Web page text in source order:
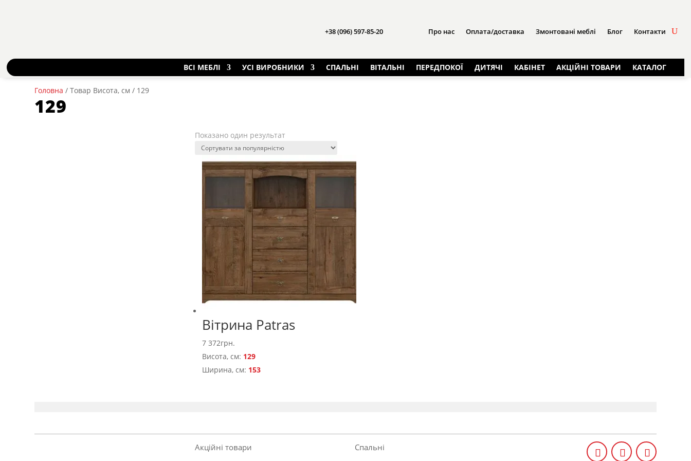
+38 (096) 597-85-20 Про нас Оплата/доставка Змонтовані меблі Блог Контакти
ВСІ МЕБЛІ УСІ ВИРОБНИКИ СПАЛЬНІ ВІТАЛЬНІ ПЕРЕДПОКОЇ ДИТЯЧІ КАБІНЕТ АКЦІЙНІ ТОВАРИ КАТАЛОГ
Головна / Товар Висота, см / 129
129
Показано один результат
Вітрина Patras
7 372грн.
Висота, см: 129
Ширина, см: 153
Акційні товари Спальні